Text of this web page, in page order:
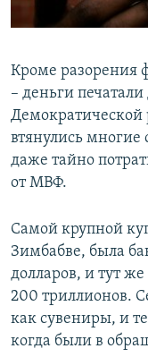
Кроме разорения
– деньги
Демократической
втянулись
даже тайно
от МВФ.
Самой крупной
Зимбабве, была
долларов, и тут
200 триллионов.
как сувениры, и
когда были в